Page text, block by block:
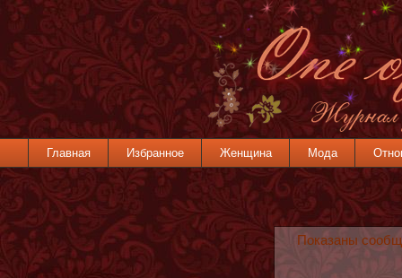
Главная Избранное Женщина Мода
Показаны